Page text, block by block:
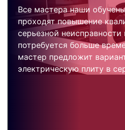
Все мастера наши
проходят повышение
серьезной
потребуется больше
мастер предложит
электрическую плиту в